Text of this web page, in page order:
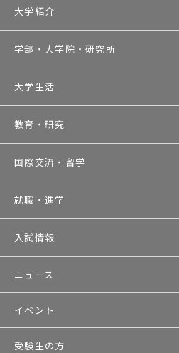
大学紹介
学部・大学院・研究所
大学生活
教育・研究
国際交流・留学
就職・進学
入試情報
ニュース
イベント
受験生の方